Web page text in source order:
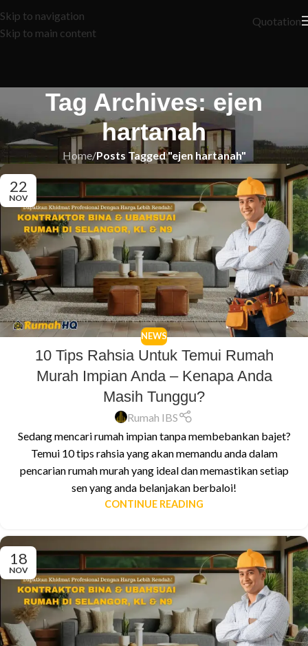
Skip to navigation
Skip to main content
Quotation
Tag Archives: ejen
hartanah
Home/Posts Tagged "ejen hartanah"
22
NOV
NEWS
10 Tips Rahsia Untuk Temui Rumah
Murah Impian Anda – Kenapa Anda
Masih Tunggu?
Rumah IBS
Sedang mencari rumah impian tanpa membebankan bajet?
Temui 10 tips rahsia yang akan memandu anda dalam
pencarian rumah murah yang ideal dan memastikan setiap
sen yang anda belanjakan berbaloi!
CONTINUE READING
18
NOV